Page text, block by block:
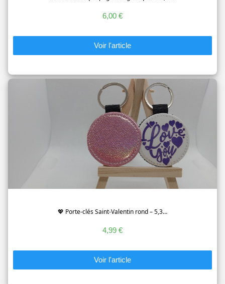
6,00 €
Voir l'article
💖 Porte-clés Saint-Valentin rond – 5,3…
4,99 €
Voir l'article